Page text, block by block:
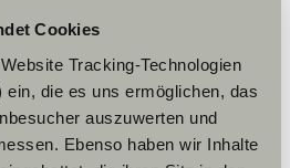
Cookies
Tracking-Technologien
die es uns ermöglichen, das
auszuwerten und
Ebenso haben wir Inhalte
región fronteriza, donde el
Savoie se encuentra con el
En total, 12 estaciones
Gets y Avoriaz) formanuna de
del mundo
trails, ofrece una mezcla